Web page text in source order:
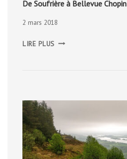
De Soufrière à Bellevue Chopin
2 mars 2018
LIRE PLUS SOUFRIÈRE